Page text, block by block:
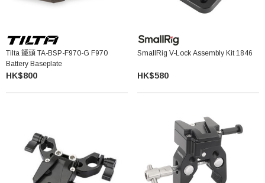
Tilta 鐵頭 TA-BSP-F970-G F970
Battery Baseplate
HK$800
SmallRig V-Lock Assembly Kit 1846
HK$580